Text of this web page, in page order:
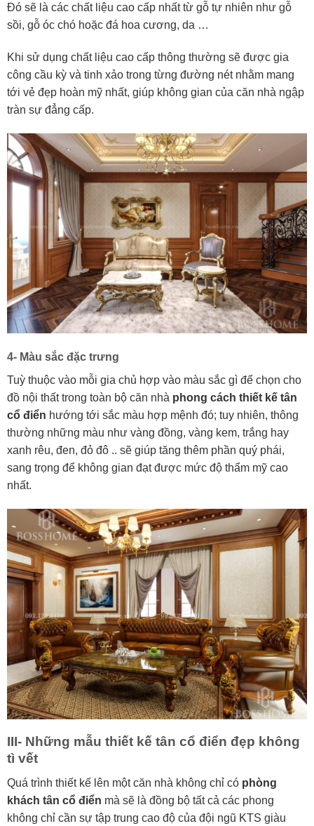
Đó sẽ là các chất liệu cao cấp nhất từ gỗ tự nhiên như gỗ
sồi, gỗ óc chó hoặc đá hoa cương, da …
Khi sử dụng chất liệu cao cấp thông thường sẽ được gia
công cầu kỳ và tinh xảo trong từng đường nét nhằm mang
tới vẻ đẹp hoàn mỹ nhất, giúp không gian của căn nhà ngập
tràn sự đẳng cấp.
4- Màu sắc đặc trưng
Tuỳ thuộc vào mỗi gia chủ hợp vào màu sắc gì để chọn cho
đồ nội thất trong toàn bộ căn nhà phong cách thiết kế tân
cổ điển hướng tới sắc màu hợp mệnh đó; tuy nhiên, thông
thường những màu như vàng đồng, vàng kem, trắng hay
xanh rêu, đen, đỏ đô .. sẽ giúp tăng thêm phần quý phái,
sang trọng để không gian đạt được mức độ thẩm mỹ cao
nhất.
III- Những mẫu thiết kế tân cổ điển đẹp không
tì vết
Quá trình thiết kế lên một căn nhà không chỉ có phòng
khách tân cổ điển mà sẽ là đồng bộ tất cả các phong
không chỉ cần sự tập trung cao độ của đội ngũ KTS giàu